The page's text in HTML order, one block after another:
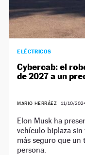
ELÉCTRICOS
Cybercab: el
de 2027 a un
MARIO HERRÁEZ | 11/10/
Elon Musk ha
vehículo biplaza sin
más seguro que
persona.